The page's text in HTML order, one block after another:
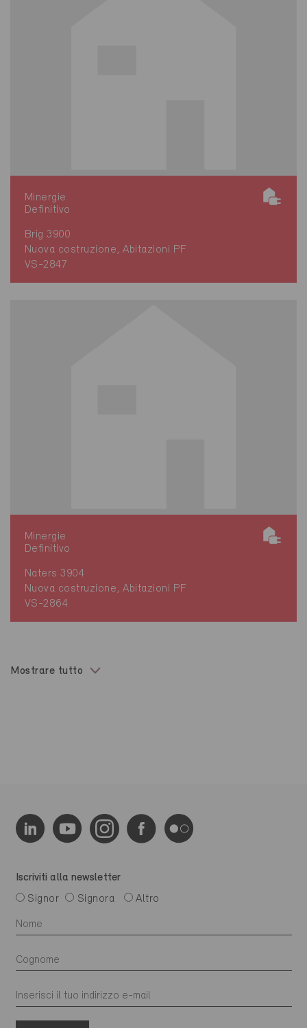
Minergie
Definitivo
Brig 3900
Nuova costruzione, Abitazioni PF
VS-2847
Minergie
Definitivo
Naters 3904
Nuova costruzione, Abitazioni PF
VS-2864
Mostrare tutto
Iscriviti alla newsletter
Signor
Signora Altro